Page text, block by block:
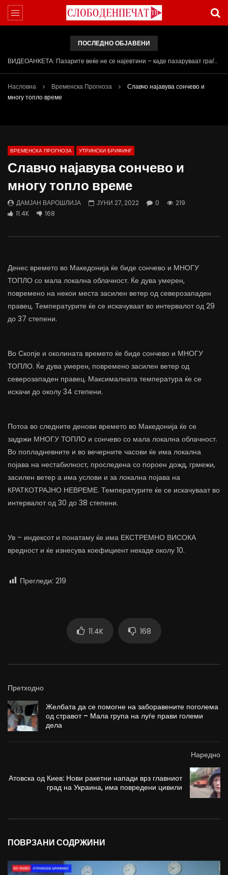
ПОСЛЕДНО ОБЈАВЕНИ
Арсовски: „Се вариме како жаби, додека сме надвор од ЕУ“
Насловна Временска Прогноза
Славчо најавува сончево и
многу топло време
ВРЕМЕНСКА ПРОГНОЗА УТРИНСКИ БРИФИНГ
Славчо најавува сончево и
многу топло време
ДАМЈАН ВАРОШЛИЈА ЈУНИ 27, 2022 0
219
11.4K
168
Денес времето во Македонија ќе биде сончево и МНОГУ
ТОПЛО со мала локална облачност. Ќе дува умерен,
повремено на некои места засилен ветер од северозападен
правец. Температурите ќе се искачуваат во интервалот од 29
до 37 степени.
Во Скопје и околината времето ќе биде сончево и МНОГУ
ТОПЛО. Ќе дува умерен, повремено засилен ветер од
северозападен правец. Максималната температура ќе се
искачи до околу 34 степени.
Потоа во следните денови времето во Македонија ќе се
задржи МНОГУ ТОПЛО и сончево со мала локална облачност.
Во попладневните и во вечерните часови ќе има локална
појава на нестабилност, проследена со пороен дожд, грмежи,
засилен ветер а има услови и за локална појава на
КРАТКОТРАЈНО НЕВРЕМЕ. Температурите ќе се искачуваат во
интервалот од 30 до 38 степени.
Ув – индексот и понатаму ќе има ЕКСТРЕМНО ВИСОКА
вредност и ќе изнесува коефициент некаде околу 10.
Прегледи: 219
11.4K 168
Претходно
Желбата да се помогне на заборавените поголема
од стравот – Мала група на луѓе прави големи
дела
Наредно
Атовска од Киев: Нови ракетни напади врз главниот
град на Украина, има повредени цивили
ПОВРЗАНИ СОДРЖИНИ